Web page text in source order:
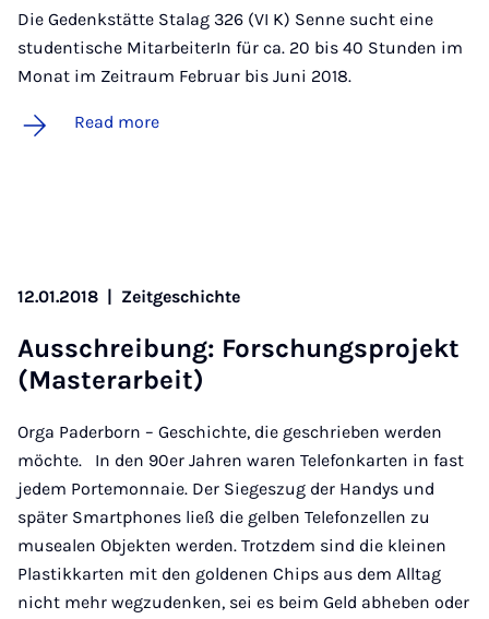
Die Gedenkstätte Stalag 326 (VI K) Senne sucht eine
studentische MitarbeiterIn für ca. 20 bis 40 Stunden im
Monat im Zeitraum Februar bis Juni 2018.
Read more
12.01.2018 | Zeitgeschichte
Aus­s­chreibung: Forschung­s­pro­jekt
(Mas­ter­arbeit)
Orga Paderborn – Geschichte, die geschrieben werden
möchte. In den 90er Jahren waren Telefonkarten in fast
jedem Portemonnaie. Der Siegeszug der Handys und
später Smartphones ließ die gelben Telefonzellen zu
musealen Objekten werden. Trotzdem sind die kleinen
Plastikkarten mit den goldenen Chips aus dem Alltag
nicht mehr wegzudenken, sei es beim Geld abheben oder